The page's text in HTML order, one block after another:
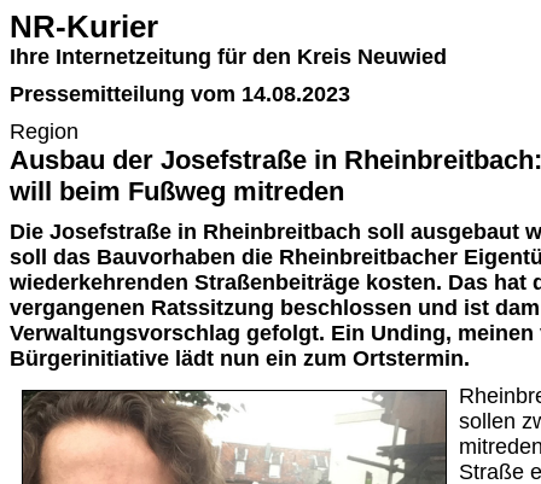
NR-Kurier
Ihre Internetzeitung für den Kreis Neuwied
Pressemitteilung vom 14.08.2023
Region
Ausbau der Josefstraße in
will beim Fußweg mitreden
Die Josefstraße in Rheinbreitbach soll ausgebaut
soll das Bauvorhaben die Rheinbreitbacher
wiederkehrenden Straßenbeiträge kosten. Das hat
vergangenen Ratssitzung beschlossen und ist
Verwaltungsvorschlag gefolgt. Ein Unding, meinen
Bürgerinitiative lädt nun ein zum Ortstermin.
sollen
Straße